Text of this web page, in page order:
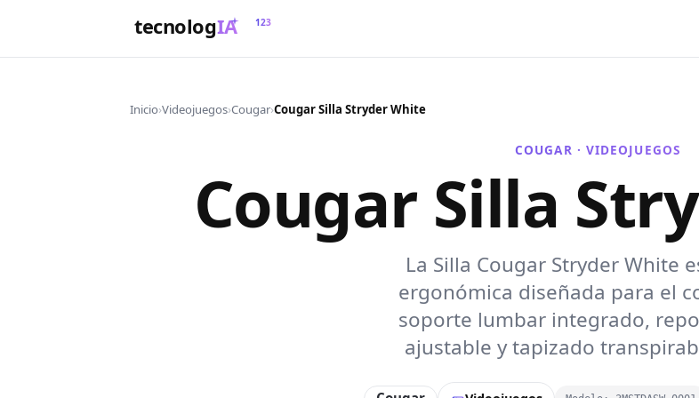
tecnologIA 123
Inicio›Videojuegos›Cougar›Cougar Silla Stryder White
COUGAR · VIDEOJUEGOS
Cougar Silla
La Silla Cougar Stryder White
ergonómica diseñada para el
soporte lumbar integrado,
ajustable y tapizado